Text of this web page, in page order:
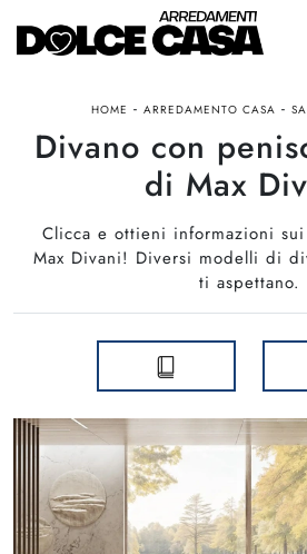
HOME - ARREDAMENTO CASA -
Divano con
di Max
Clicca e ottieni informazioni
Max Divani! Diversi modelli di
ti aspettano.